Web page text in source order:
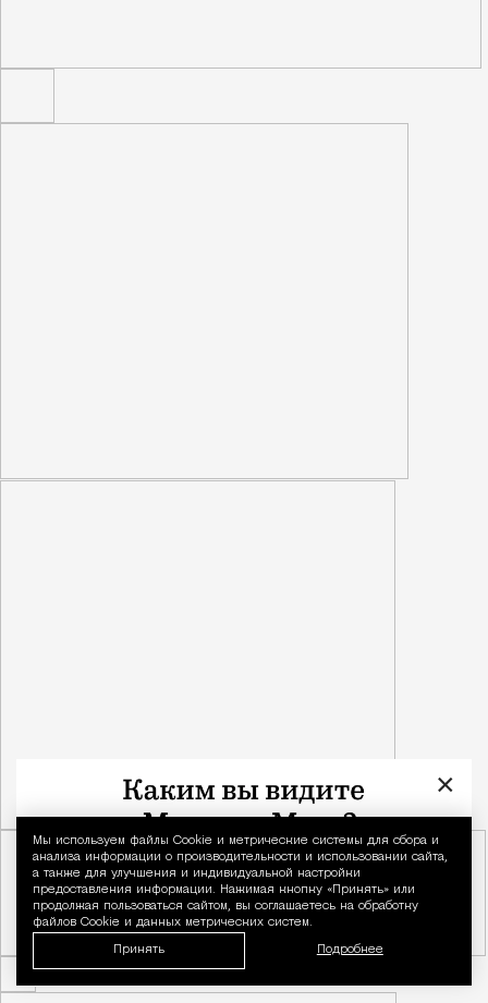
Уведомление
Мы используем файлы Сookie и метрические системы для сбора и
анализа информации о производительности и использовании сайта,
а также для улучшения и индивидуальной настройки
предоставления информации. Нажимая кнопку «Принять» или
продолжая пользоваться сайтом, вы соглашаетесь на обработку
файлов Cookie и данных метрических систем.
Принять Подробнее
×